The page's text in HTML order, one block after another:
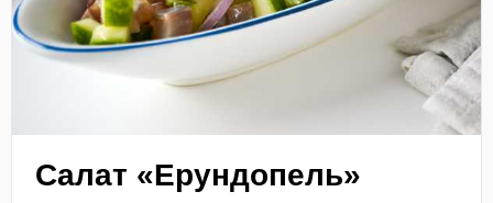
Салат «Ерундопель»